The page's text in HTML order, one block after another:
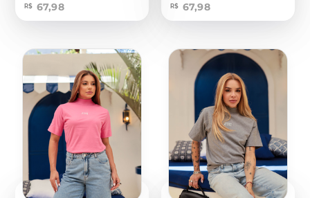
R$ 67,98 R$ 67,98